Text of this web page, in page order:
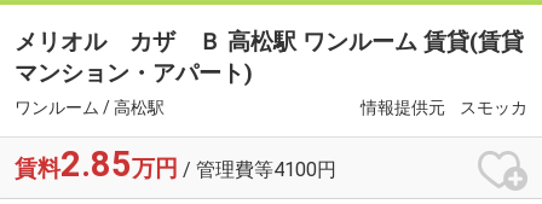
メリオル カザ Ｂ 高松駅 ワンルーム 賃貸(賃貸
マンション・アパート)
ワンルーム / 高松駅 情報提供元 スモッカ
賃料2.85万円 / 管理費等4100円